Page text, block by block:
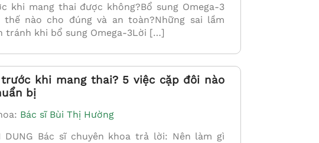
khi mang thai được không?Bổ sung Omega-3
nào cho đúng và an toàn?Những sai lầm
tránh khi bổ sung Omega-3Lời […]
khi mang thai? 5 việc cặp đôi nào
bị
Bác sĩ Bùi Thị Hường
DUNG Bác sĩ chuyên khoa trả lời: Nên làm gì